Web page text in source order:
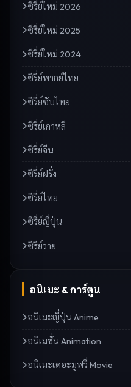
ซีรี่ย์ใหม่ 2026
ซีรี่ย์ใหม่ 2025
ซีรี่ย์ใหม่ 2024
ซีรี่ย์พากย์ไทย
ซีรี่ย์ซับไทย
ซีรี่ย์เกาหลี
ซีรี่ย์จีน
ซีรี่ย์ฝรั่ง
ซีรี่ย์ไทย
ซีรี่ย์ญี่ปุ่น
ซีรีย์วาย
อนิเมะ & การ์ตูน
อนิเมะญี่ปุ่น Anime
อนิเมชั่น Animation
อนิเมะเดอะมูฟวี่ Movie